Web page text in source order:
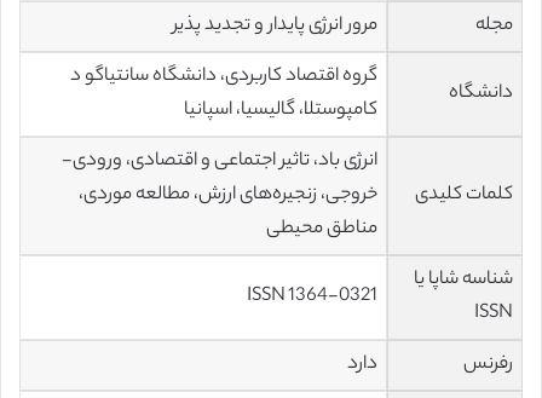
مجله مرور انرژی پایدار و تجدید پذیر
دانشگاه
گروه اقتصاد کاربردی، دانشگاه سانتیاگو د
کامپوستلا، گالیسیا، اسپانیا
کلمات کلیدی
انرژی باد، تاثیر اجتماعی و اقتصادی، ورودی-
خروجی، زنجیره‌های ارزش، مطالعه موردی،
مناطق محیطی
شناسه شاپا یا
ISSN
ISSN 1364-0321
رفرنس
دارد